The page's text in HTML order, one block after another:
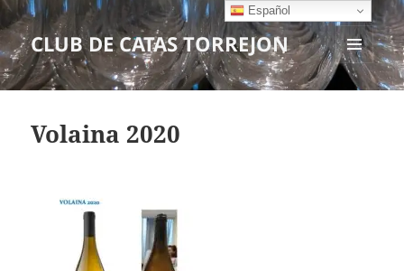
CLUB DE CATAS TORREJON
MENÚ
Y
Volaina 2020
Español